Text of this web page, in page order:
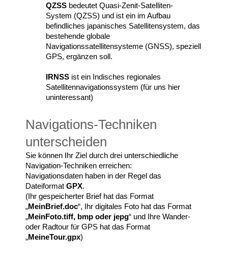
QZSS bedeutet Quasi-Zenit-Satelliten-
System (QZSS) und ist ein im Aufbau
befindliches japanisches Satellitensystem, das
bestehende globale
Navigationssatellitensysteme (GNSS), speziell
GPS, ergänzen soll.
IRNSS ist ein Indisches regionales
Satellitennavigationssystem (für uns hier
uninteressant)
Navigations-Techniken
unterscheiden
Sie können Ihr Ziel durch drei unterschiedliche
Navigation-Techniken erreichen:
Navigationsdaten haben in der Regel das
Dateiformat GPX.
(Ihr gespeicherter Brief hat das Format
„MeinBrief.doc“, Ihr digitales Foto hat das Format
„MeinFoto.tiff, bmp oder jepg“ und Ihre Wander-
oder Radtour für GPS hat das Format
„MeineTour.gpx)